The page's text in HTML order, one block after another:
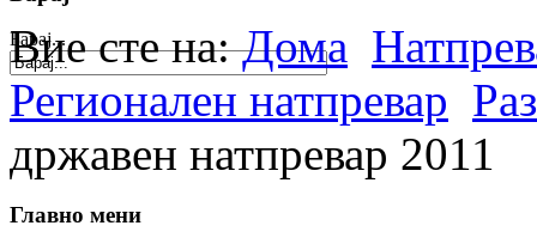
Барај...
Вие сте на:Дома
Регионален натпревар
државен натпревар 2011
Главно мени